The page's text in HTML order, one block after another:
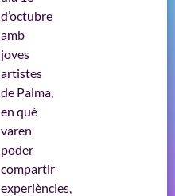
d’octubre
amb
joves
artistes
de Palma,
en què
varen
poder
compartir
experiències,